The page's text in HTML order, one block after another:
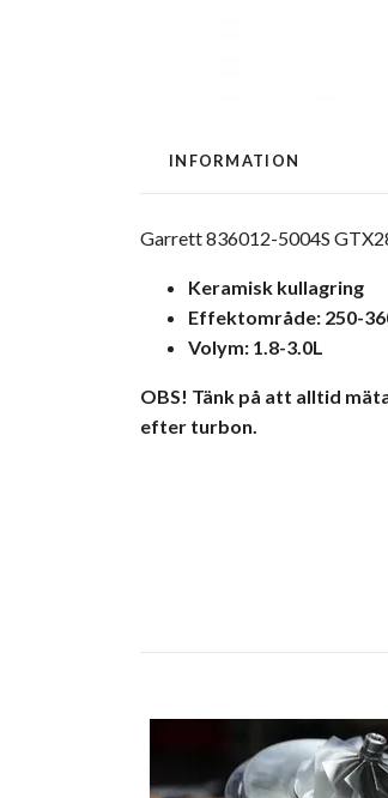
INFORMATION
Garrett 836012-5004S
Keramisk kullagring
Effektområde: 250-
Volym: 1.8-3.0L
OBS! Tänk på att alltid
efter turbon.